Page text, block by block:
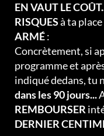
EN VAUT LE
RISQUESà ta
ARMÉ:
Concrètement, si
programme et
indiqué dedans, tu
dans les 90 jours...
REMBOURSER
DERNIER